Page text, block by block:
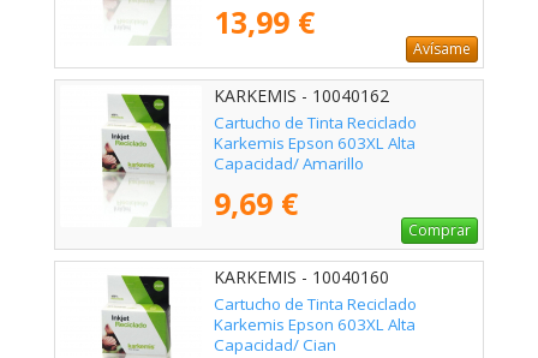
13,99 €
Avísame
KARKEMIS - 10040162
Cartucho de Tinta Reciclado
Karkemis Epson 603XL Alta
Capacidad/ Amarillo
9,69 €
Comprar
KARKEMIS - 10040160
Cartucho de Tinta Reciclado
Karkemis Epson 603XL Alta
Capacidad/ Cian